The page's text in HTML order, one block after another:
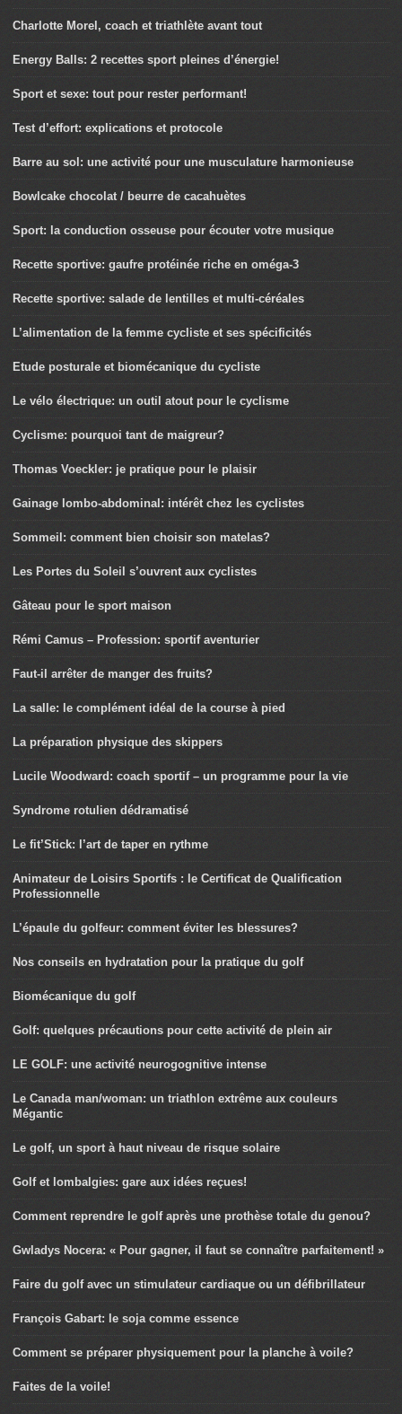
Charlotte Morel, coach et triathlète avant tout
Energy Balls: 2 recettes sport pleines d’énergie!
Sport et sexe: tout pour rester performant!
Test d’effort: explications et protocole
Barre au sol: une activité pour une musculature harmonieuse
Bowlcake chocolat / beurre de cacahuètes
Sport: la conduction osseuse pour écouter votre musique
Recette sportive: gaufre protéinée riche en oméga-3
Recette sportive: salade de lentilles et multi-céréales
L’alimentation de la femme cycliste et ses spécificités
Etude posturale et biomécanique du cycliste
Le vélo électrique: un outil atout pour le cyclisme
Cyclisme: pourquoi tant de maigreur?
Thomas Voeckler: je pratique pour le plaisir
Gainage lombo-abdominal: intérêt chez les cyclistes
Sommeil: comment bien choisir son matelas?
Les Portes du Soleil s’ouvrent aux cyclistes
Gâteau pour le sport maison
Rémi Camus – Profession: sportif aventurier
Faut-il arrêter de manger des fruits?
La salle: le complément idéal de la course à pied
La préparation physique des skippers
Lucile Woodward: coach sportif – un programme pour la vie
Syndrome rotulien dédramatisé
Le fit’Stick: l’art de taper en rythme
Animateur de Loisirs Sportifs : le Certificat de Qualification
Professionnelle
L’épaule du golfeur: comment éviter les blessures?
Nos conseils en hydratation pour la pratique du golf
Biomécanique du golf
Golf: quelques précautions pour cette activité de plein air
LE GOLF: une activité neurogognitive intense
Le Canada man/woman: un triathlon extrême aux couleurs
Mégantic
Le golf, un sport à haut niveau de risque solaire
Golf et lombalgies: gare aux idées reçues!
Comment reprendre le golf après une prothèse totale du genou?
Gwladys Nocera: « Pour gagner, il faut se connaître parfaitement! »
Faire du golf avec un stimulateur cardiaque ou un défibrillateur
François Gabart: le soja comme essence
Comment se préparer physiquement pour la planche à voile?
Faites de la voile!